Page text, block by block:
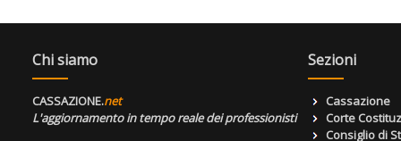
Chi siamo
CASSAZIONE.net
L'aggiornamento in tempo reale dei professionisti
Sezioni
Cassazione
Corte
Consiglio di